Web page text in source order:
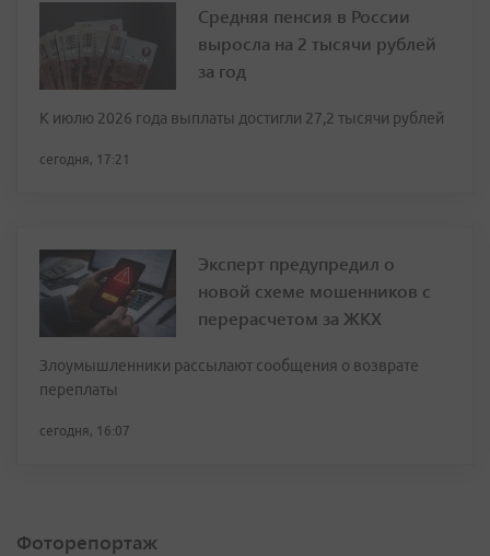
Средняя пенсия в России
выросла на 2 тысячи рублей
за год
К июлю 2026 года выплаты достигли 27,2 тысячи рублей
сегодня, 17:21
Эксперт предупредил о
новой схеме мошенников с
перерасчетом за ЖКХ
Злоумышленники рассылают сообщения о возврате
переплаты
сегодня, 16:07
Фоторепортаж